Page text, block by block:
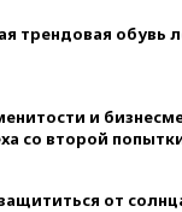
трендовая обувь
и
со второй
от